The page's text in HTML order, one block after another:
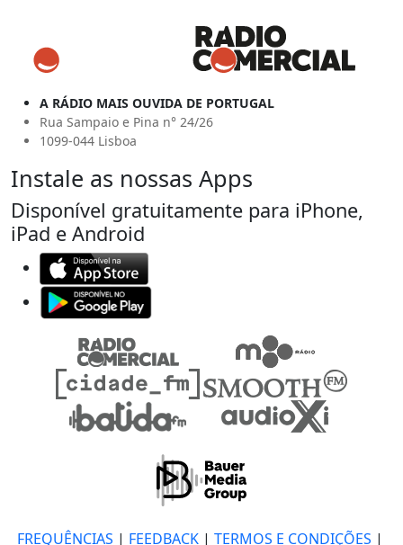
A RÁDIO MAIS OUVIDA DE PORTUGAL
Rua Sampaio e Pina n° 24/26
1099-044 Lisboa
Instale as nossas Apps
Disponível gratuitamente para iPhone,
iPad e Android
FREQUÊNCIAS | FEEDBACK| TERMOS E CONDIÇÕES |